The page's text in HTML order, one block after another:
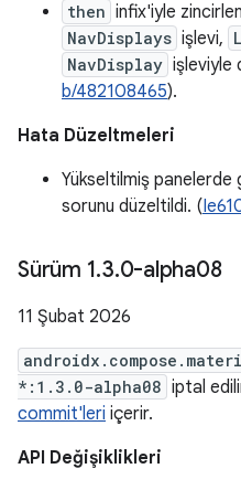
then infix'iyle
NavDisplays işlevi,
NavDisplay işleviyle
b/482108465).
Hata Düzeltmeleri
Yükseltilmiş
sorunu düzeltildi. (
Sürüm 1.3.0-alpha08
11 Şubat 2026
*:1.3.0-alpha08 iptal
commit'leri içerir.
API Değişiklikleri